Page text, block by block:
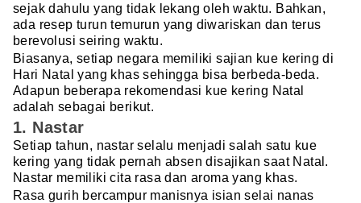
sejak dahulu yang tidak lekang oleh waktu. Bahkan,
ada resep turun temurun yang diwariskan dan terus
berevolusi seiring waktu.
Biasanya, setiap negara memiliki sajian kue kering di
Hari Natal yang khas sehingga bisa berbeda-beda.
Adapun beberapa rekomendasi kue kering Natal
adalah sebagai berikut.
1. Nastar
Setiap tahun, nastar selalu menjadi salah satu kue
kering yang tidak pernah absen disajikan saat Natal.
Nastar memiliki cita rasa dan aroma yang khas.
Rasa gurih bercampur manisnya isian selai nanas